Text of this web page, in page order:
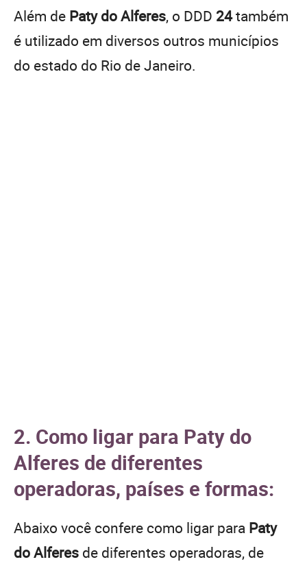
Além de Paty do Alferes, o DDD 24também
é utilizado em diversos outros municípios
do estado do Rio de Janeiro.
2. Como ligar para Paty do
Alferes de diferentes
operadoras, países e formas:
Abaixo você confere como ligar para Paty
do Alferes de diferentes operadoras, de